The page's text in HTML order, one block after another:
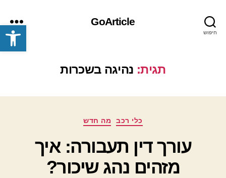
פתח סרגל נגישות חיפוש
GoArticle
תפריט
תגית: נהיגה בשכרות
קטגוריות כלי רכב מה חדש
עורך דין תעבורה: איך
מזהים נהג שיכור?